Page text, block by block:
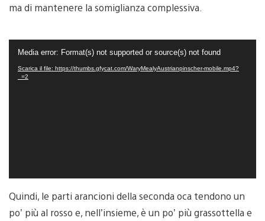
ma di mantenere la somiglianza complessiva.
Player
Media error: Format(s) not supported or source(s) not found
Scarica il file: https://thumbs.gfycat.com/WaryMealyAustrianpinscher-mobile.mp4?
_=2
Quindi, le parti arancioni della seconda oca tendono un
po’ più al rosso e, nell’insieme, è un po’ più grassottella e